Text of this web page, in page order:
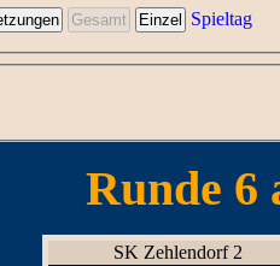
Spieltag
Runde 6
SK Zehlendorf 2